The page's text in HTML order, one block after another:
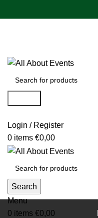
Login / Register
0 items €0,00
Search
Menu
0 items €0,00